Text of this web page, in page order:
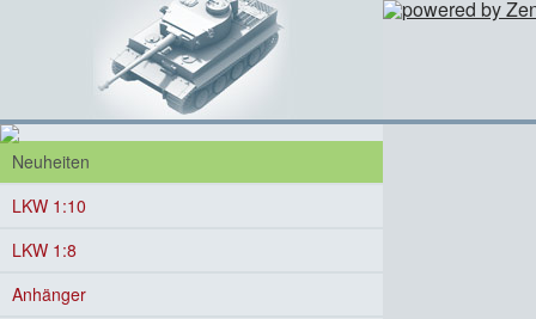
Neuheiten
LKW 1:10
LKW 1:8
Anhänger